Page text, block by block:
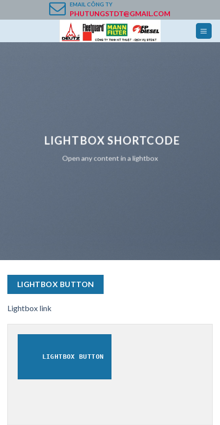
to
EMAIL CÔNG TY
PHUTUNGSTDT@GMAIL.COM
LIGHTBOX SHORTCODE
Open any content in a lightbox
LIGHTBOX BUTTON
Lightbox link
LIGHTBOX BUTTON